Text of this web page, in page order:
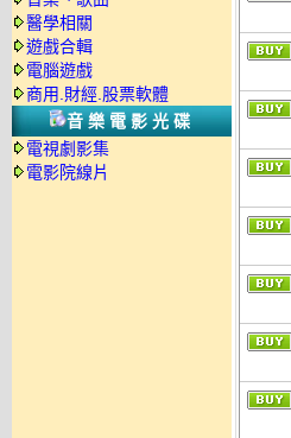
醫學相關
遊戲合輯
電腦遊戲
商用.財經.股票軟體
音樂電影光碟
電視劇影集
電影院線片